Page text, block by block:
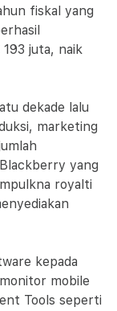
fiskal yang
juta, naik
dekade lalu
marketing
yang
royalti
kepada
mobile
Tools seperti